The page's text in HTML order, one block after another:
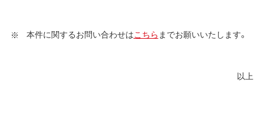
本件に関するお問い合わせはこちら までお願いいたします。
以上